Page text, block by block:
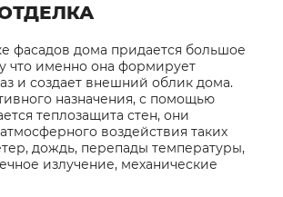
фасадов дома придается большое
что именно она формирует
и создает внешний облик дома.
назначения, с помощью
теплозащита стен, они
воздействия таких
дождь, перепады температуры,
излучение, механические